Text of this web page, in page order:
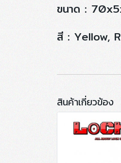
ขนาด :
สี : Yellow,
สินค้าเกี่ยวข้อง